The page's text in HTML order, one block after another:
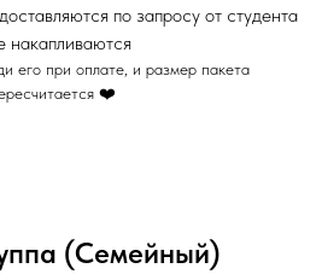
по запросу от студента
накапливаются
его при оплате, и размер пакета
❤️
(Семейный)